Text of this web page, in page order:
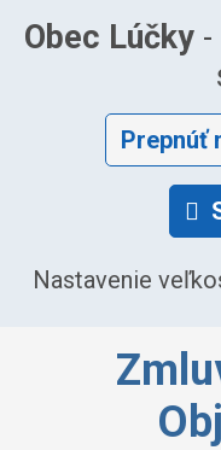
Obec Lúčky-
Prepnúť
Nastavenie